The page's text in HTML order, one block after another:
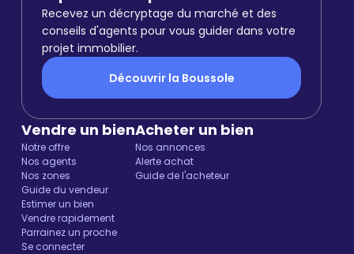
Recevez un décryptage du marché et des
conseils d'agents pour vous guider dans votre
projet immobilier.
Découvrir la Boussole
Vendre un bien
Notre offre
Nos agents
Nos zones
Guide du vendeur
Estimer un bien
Vendre rapidement
Parrainez un proche
Se connecter
Acheter un bien
Nos annonces
Alerte achat
Guide de l'acheteur